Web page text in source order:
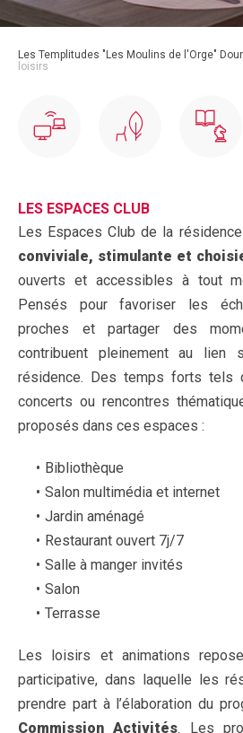
Les Templitudes "Les Moulins de l'Orge"
loisirs
LES ESPACES CLUB
Les Espaces Club de la
conviviale, stimulante et
ouverts et accessibles à tout
Pensés pour favoriser les
proches et partager des
contribuent pleinement au
résidence. Des temps forts tels
concerts ou rencontres
proposés dans ces espaces :
Bibliothèque
Salon multimédia et internet
Jardin aménagé
Restaurant ouvert 7j/7
Salle à manger invités
Salon
Terrasse
Les loisirs et animations
participative, dans laquelle les
prendre part à l’élaboration du
Commission Activités. Les